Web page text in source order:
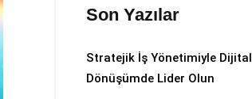
Son Yazılar
Stratejik İş Yönetimiyle Dijital
Dönüşümde Lider Olun